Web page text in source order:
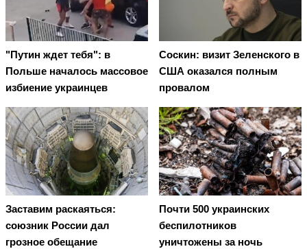
"Путин ждет тебя": в
Польше началось массовое
избиение украинцев
Соскин: визит Зеленского в
США оказался полным
провалом
Заставим раскаяться:
союзник России дал
грозное обещание
Почти 500 украинских
беспилотников
уничтожены за ночь